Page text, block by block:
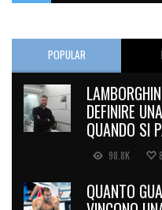
POPULAR
DEFINIRE
QUANDO SI
98.8K
QUANTO